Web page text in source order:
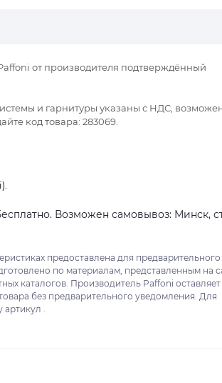
от производителя подтверждённый
и гарнитуры указаны с НДС,
код товара: 283069.
Возможен самовывоз: Минск,
предоставлена для предварительного
по материалам, представленным на
каталогов. Производитель Paffoni оставляет
без предварительного уведомления. Для
артикул .